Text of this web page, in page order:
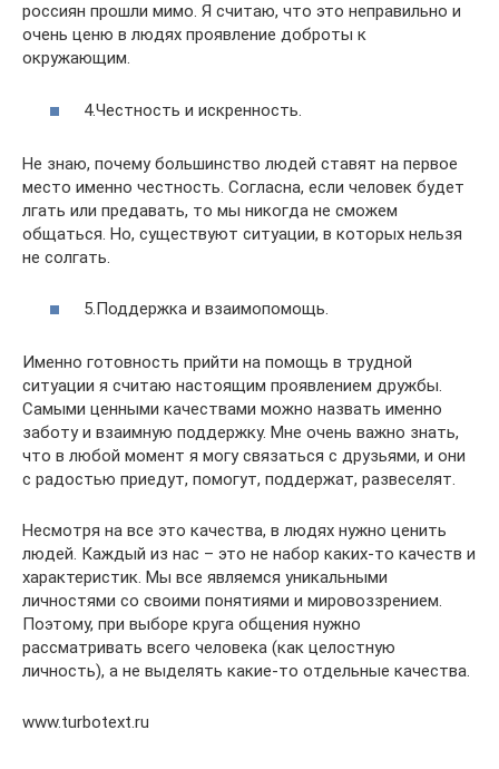
россиян прошли мимо. Я считаю, что это неправильно и
очень ценю в людях проявление доброты к
окружающим.
4.Честность и искренность.
Не знаю, почему большинство людей ставят на первое
место именно честность. Согласна, если человек будет
лгать или предавать, то мы никогда не сможем
общаться. Но, существуют ситуации, в которых нельзя
не солгать.
5.Поддержка и взаимопомощь.
Именно готовность прийти на помощь в трудной
ситуации я считаю настоящим проявлением дружбы.
Самыми ценными качествами можно назвать именно
заботу и взаимную поддержку. Мне очень важно знать,
что в любой момент я могу связаться с друзьями, и они
с радостью приедут, помогут, поддержат, развеселят.
Несмотря на все это качества, в людях нужно ценить
людей. Каждый из нас – это не набор каких-то качеств и
характеристик. Мы все являемся уникальными
личностями со своими понятиями и мировоззрением.
Поэтому, при выборе круга общения нужно
рассматривать всего человека (как целостную
личность), а не выделять какие-то отдельные качества.
www.turbotext.ru